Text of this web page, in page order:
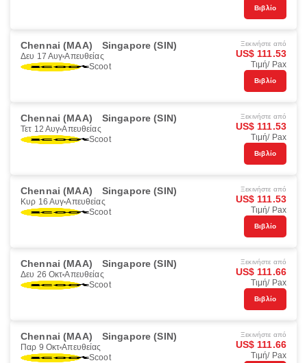
Βιβλίο
Chennai (MAA) Singapore (SIN)
Δευ 17 Αυγ Απευθείας
Scoot
Ξεκινήστε από
US$ 111.53
Τιμή/ Pax
Βιβλίο
Chennai (MAA) Singapore (SIN)
Τετ 12 Αυγ Απευθείας
Scoot
Ξεκινήστε από
US$ 111.53
Τιμή/ Pax
Βιβλίο
Chennai (MAA) Singapore (SIN)
Κυρ 16 Αυγ Απευθείας
Scoot
Ξεκινήστε από
US$ 111.53
Τιμή/ Pax
Βιβλίο
Chennai (MAA) Singapore (SIN)
Δευ 26 Οκτ Απευθείας
Scoot
Ξεκινήστε από
US$ 111.66
Τιμή/ Pax
Βιβλίο
Chennai (MAA) Singapore (SIN)
Παρ 9 Οκτ Απευθείας
Scoot
Ξεκινήστε από
US$ 111.66
Τιμή/ Pax